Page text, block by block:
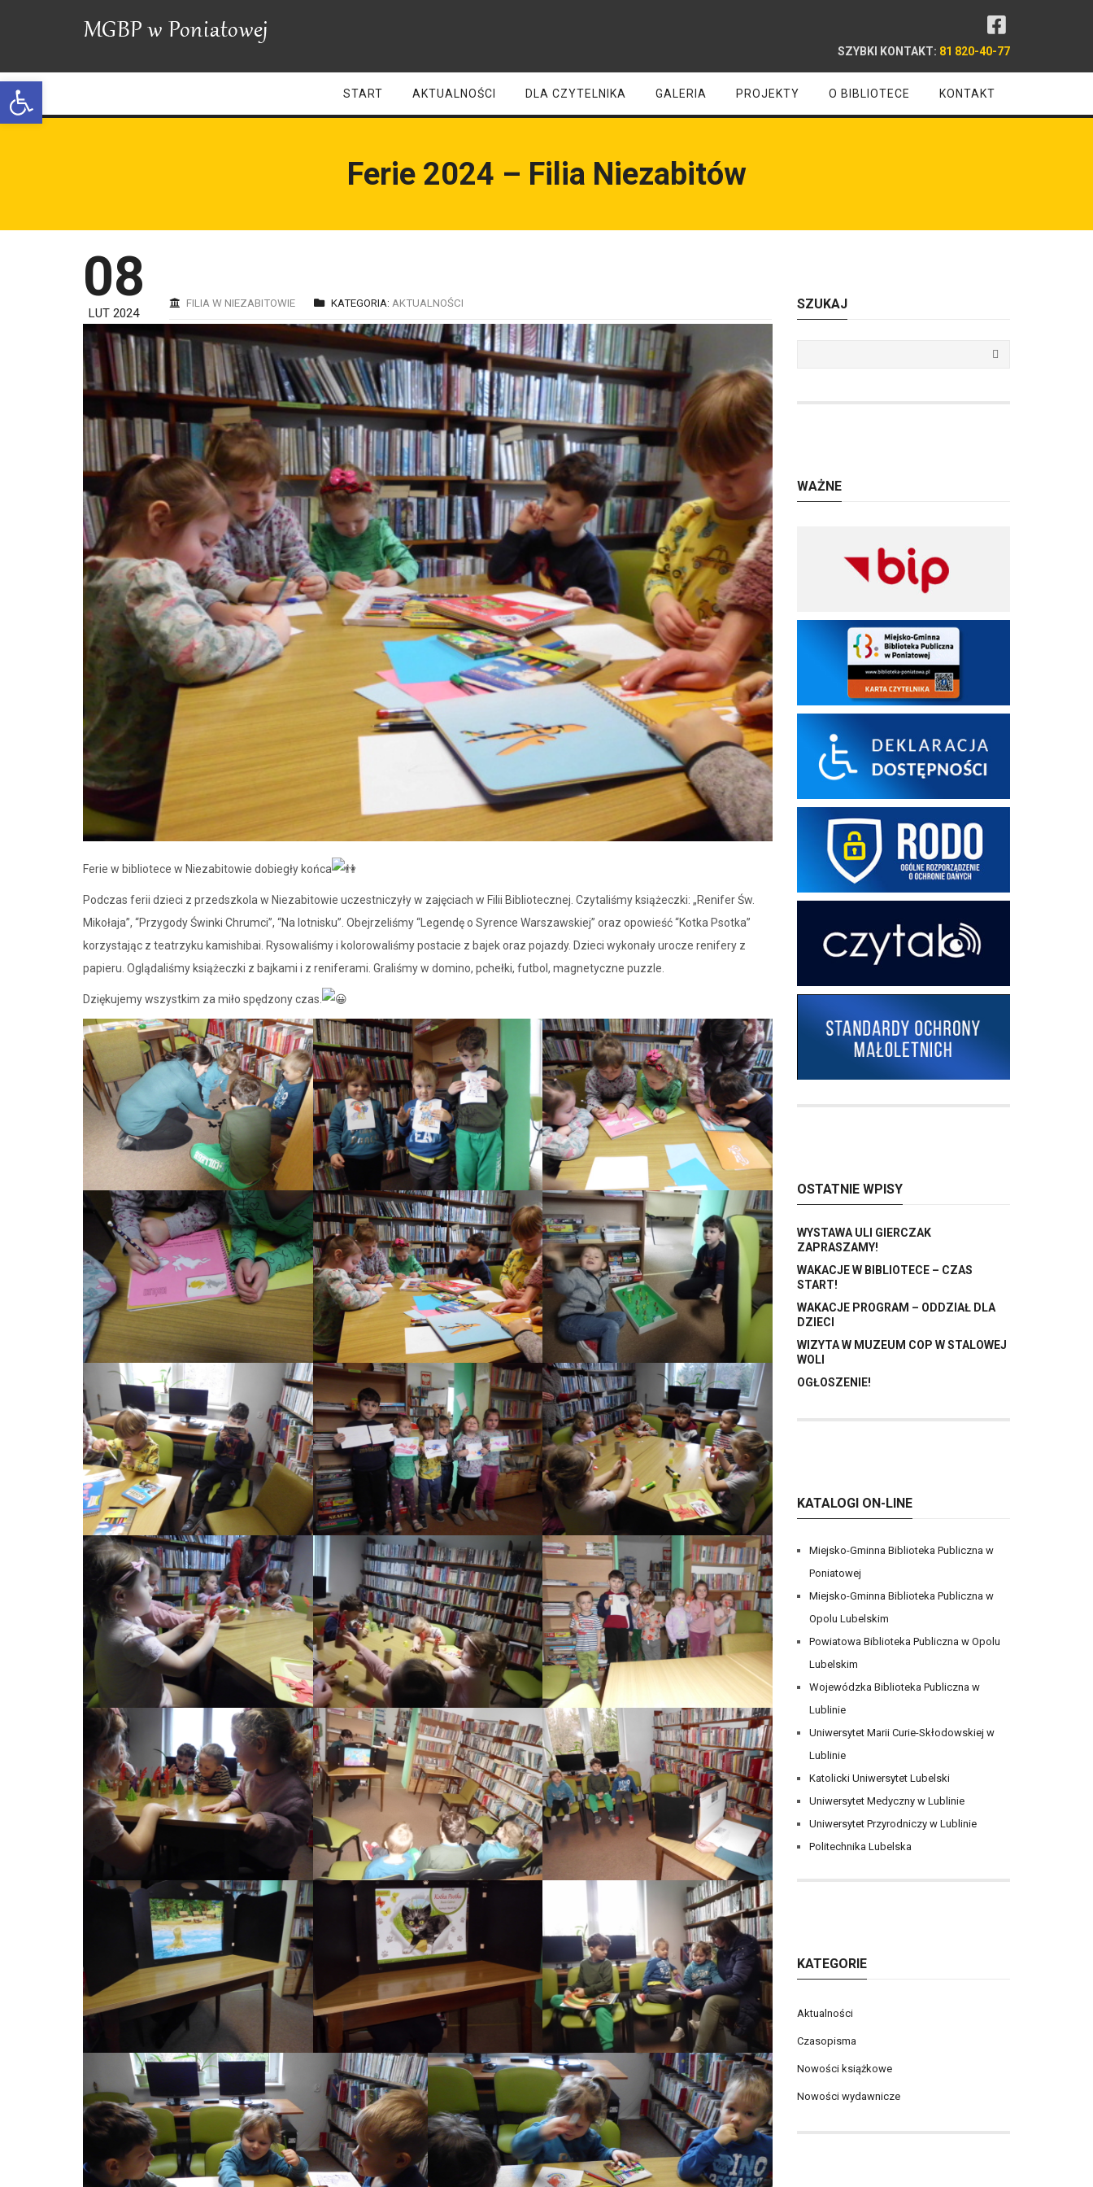
Open toolbar
SZYBKI KONTAKT: 81 820-40-77
START AKTUALNOŚCI DLA CZYTELNIKA GALERIA PROJEKTY O BIBLIOTECE KONTAKT
Ferie 2024 – Filia Niezabitów
08
LUT 2024
FILIA W NIEZABITOWIE KATEGORIA: AKTUALNOŚCI
Ferie w bibliotece w Niezabitowie dobiegły końca
Podczas ferii dzieci z przedszkola w Niezabitowie uczestniczyły w zajęciach w Filii Bibliotecznej. Czytaliśmy książeczki: „Renifer Św.
Mikołaja”, “Przygody Świnki Chrumci”, “Na lotnisku”. Obejrzeliśmy “Legendę o Syrence Warszawskiej” oraz opowieść “Kotka Psotka”
korzystając z teatrzyku kamishibai. Rysowaliśmy i kolorowaliśmy postacie z bajek oraz pojazdy. Dzieci wykonały urocze renifery z
papieru. Oglądaliśmy książeczki z bajkami i z reniferami. Graliśmy w domino, pchełki, futbol, magnetyczne puzzle.
Dziękujemy wszystkim za miło spędzony czas.
SZUKAJ
WAŻNE
OSTATNIE WPISY
WYSTAWA ULI GIERCZAK
ZAPRASZAMY!
WAKACJE W BIBLIOTECE – CZAS
START!
WAKACJE PROGRAM – ODDZIAŁ DLA
DZIECI
WIZYTA W MUZEUM COP W STALOWEJ
WOLI
OGŁOSZENIE!
KATALOGI ON-LINE
Miejsko-Gminna Biblioteka Publiczna w
Poniatowej
Miejsko-Gminna Biblioteka Publiczna w
Opolu Lubelskim
Powiatowa Biblioteka Publiczna w Opolu
Lubelskim
Wojewódzka Biblioteka Publiczna w
Lublinie
Uniwersytet Marii Curie-Skłodowskiej w
Lublinie
Katolicki Uniwersytet Lubelski
Uniwersytet Medyczny w Lublinie
Uniwersytet Przyrodniczy w Lublinie
Politechnika Lubelska
KATEGORIE
Aktualności
Czasopisma
Nowości książkowe
Nowości wydawnicze